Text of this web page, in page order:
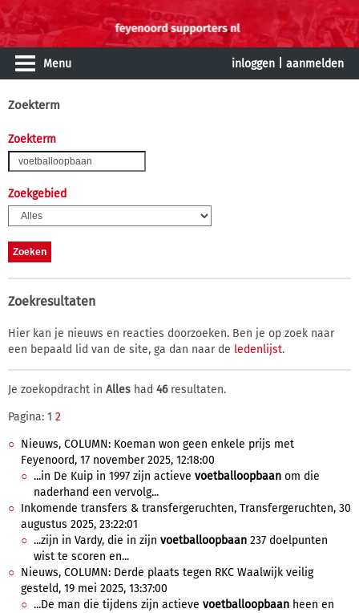
Menu inloggen aanmelden
Zoekterm
Zoekterm
Zoekgebied
Zoekresultaten
Hier kan je nieuws en reacties doorzoeken. Ben je op zoek naar
een bepaald lid van de site, ga dan naar de ledenlijst.
Je zoekopdracht in Alles had 46resultaten.
Pagina: 1 2
Nieuws, COLUMN: Koeman won geen enkele prijs met
Feyenoord, 17 november 2025, 12:18:00
...in De Kuip in 1997 zijn actieve voetballoopbaan om die
naderhand een vervolg...
Inkomende transfers & transfergeruchten, Transfergeruchten, 30
augustus 2025, 23:22:01
...zijn in Vardy, die in zijn voetballoopbaan 237 doelpunten
wist te scoren en...
Nieuws, COLUMN: Derde plaats tegen RKC Waalwijk veilig
gesteld, 19 mei 2025, 13:37:00
...De man die tijdens zijn actieve voetballoopbaan heen en